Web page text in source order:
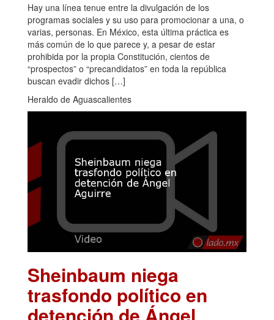
Hay una línea tenue entre la divulgación de los
programas sociales y su uso para promocionar a una, o
varias, personas. En México, esta última práctica es
más común de lo que parece y, a pesar de estar
prohibida por la propia Constitución, cientos de
“prospectos” o “precandidatos” en toda la república
buscan evadir dichos […]
Heraldo de Aguascalientes
Sheinbaum niega
trasfondo político en